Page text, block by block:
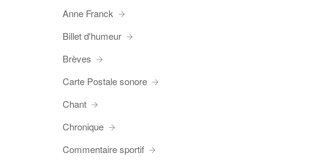
Anne Franck
Billet d'humeur
Brèves
Carte Postale sonore
Chant
Chronique
Commentaire sportif